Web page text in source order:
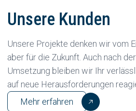
Unsere Kunden
Unsere Projekte denken wir vom
aber für die Zukunft. Auch nach
Umsetzung bleiben wir Ihr
auf neue Herausforderungen
Mehr erfahren